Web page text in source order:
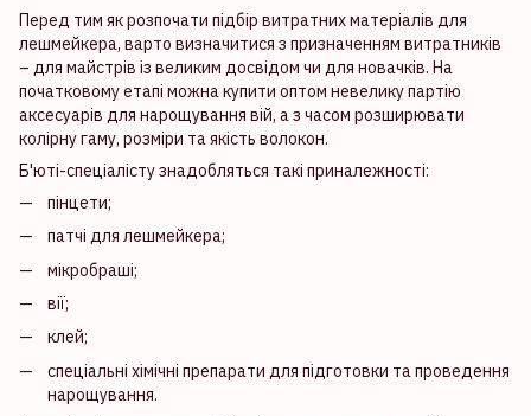
Перед тим як розпочати підбір витратних матеріалів для
лешмейкера, варто визначитися з призначенням витратників
– для майстрів із великим досвідом чи для новачків. На
початковому етапі можна купити оптом невелику партію
аксесуарів для нарощування вій, а з часом розширювати
колірну гаму, розміри та якість волокон.
Б'юті-спеціалісту знадобляться такі приналежності:
пінцети;
патчі для лешмейкера;
мікробраші;
вії;
клей;
спеціальні хімічні препарати для підготовки та проведення
нарощування.